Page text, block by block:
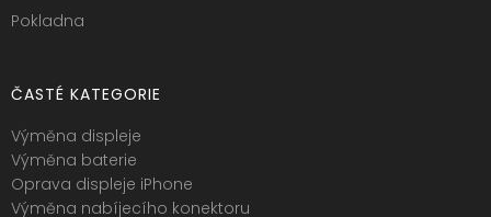
Pokladna
ČASTÉ KATEGORIE
Výměna displeje
Výměna baterie
Oprava displeje iPhone
Výměna nabíjecího konektoru